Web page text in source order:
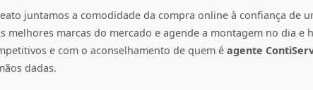
juntamos a comodidade da compra online à confiança de
melhores marcas do mercado e agende a montagem no dia
e com o aconselhamento de quem é agente
dadas.